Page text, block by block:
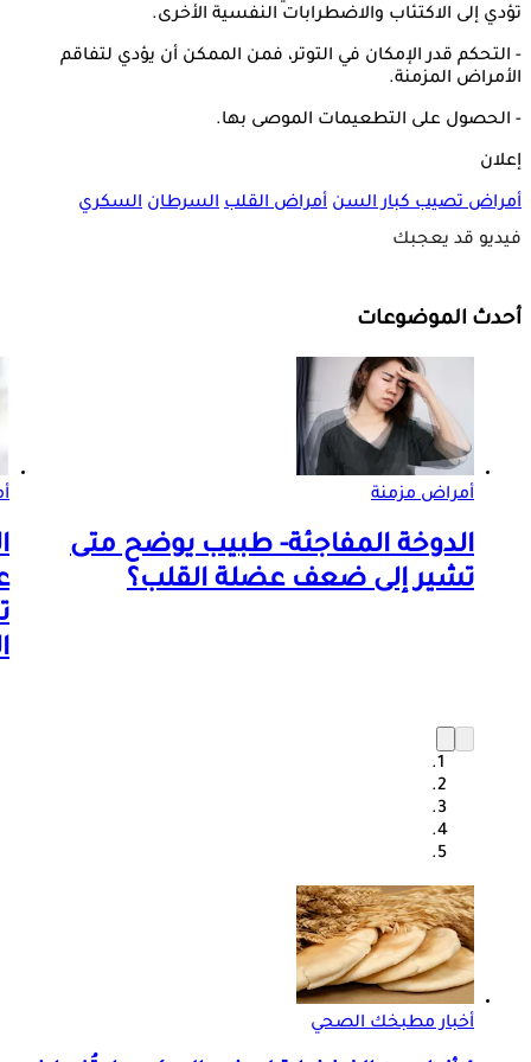
تؤدي إلى الاكتئاب والاضطرابات النفسية الأخرى.
- التحكم قدر الإمكان في التوتر، فمن الممكن أن يؤدي لتفاقم
الأمراض المزمنة.
- الحصول على التطعيمات الموصى بها.
إعلان
أمراض تصيب كبار السن أمراض القلب السرطان السكري
فيديو قد يعجبك
أحدث الموضوعات
أمراض مزمنة
الدوخة المفاجئة- طبيب يوضح متى
تشير إلى ضعف عضلة القلب؟
أخبار مطبخك الصحي